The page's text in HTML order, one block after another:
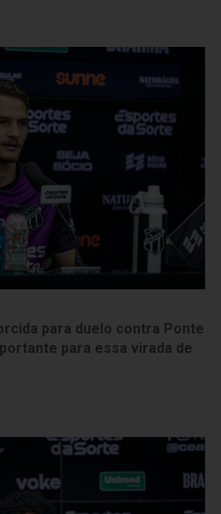
para duelo contra Ponte
para essa virada de